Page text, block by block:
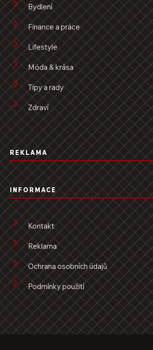
Bydlení
Finance a práce
Lifestyle
Móda & krása
Tipy a rady
Zdraví
REKLAMA
INFORMACE
Kontakt
Reklama
Ochrana osobních údajů
Podmínky použití